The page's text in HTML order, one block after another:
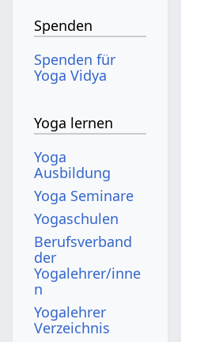
Spenden
Spenden für
Yoga Vidya
Yoga lernen
Yoga
Ausbildung
Yoga Seminare
Yogaschulen
Berufsverband
der
Yogalehrer/inne
n
Yogalehrer
Verzeichnis